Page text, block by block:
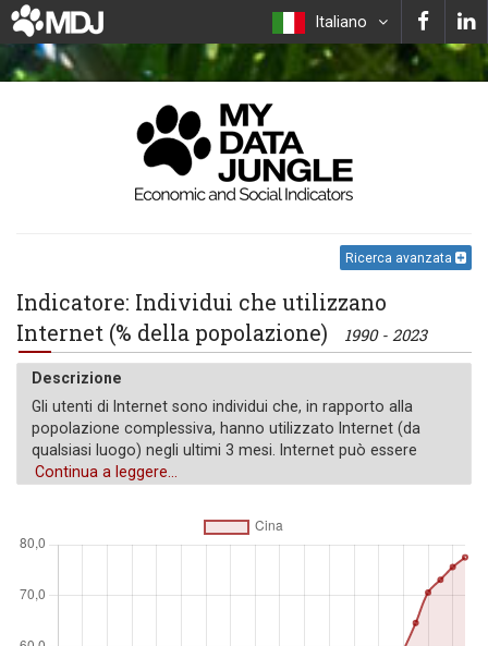
Italiano
Ricerca avanzata
Indicatore: Individui che utilizzano
Internet (% della popolazione)
1990 - 2023
Descrizione
Gli utenti di Internet sono individui che, in rapporto alla
popolazione complessiva, hanno utilizzato Internet (da
qualsiasi luogo) negli ultimi 3 mesi. Internet può essere
utilizzato tramite un computer, un telefono cellulare, un
Unità di misura
Continua a leggere...